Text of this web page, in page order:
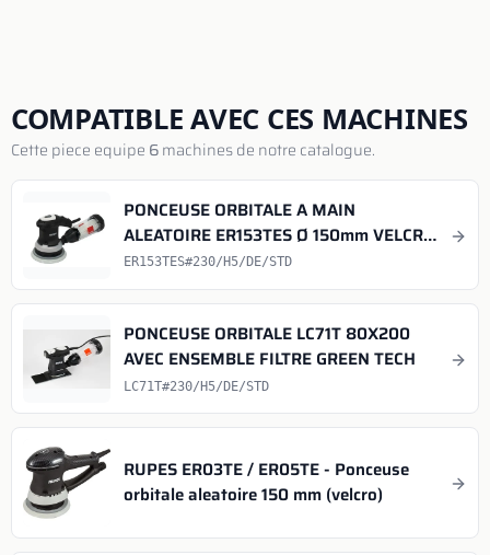
COMPATIBLE AVEC CES MACHINES
Cette piece equipe 6machines de notre catalogue.
PONCEUSE ORBITALE A MAIN
ALEATOIRE ER153TES Ø 150mm VELCRO
ORB 3mm AVEC FILTRE
ER153TES#230/H5/DE/STD
PONCEUSE ORBITALE LC71T 80X200
AVEC ENSEMBLE FILTRE GREEN TECH
LC71T#230/H5/DE/STD
RUPES ER03TE / ER05TE - Ponceuse
orbitale aleatoire 150 mm (velcro)